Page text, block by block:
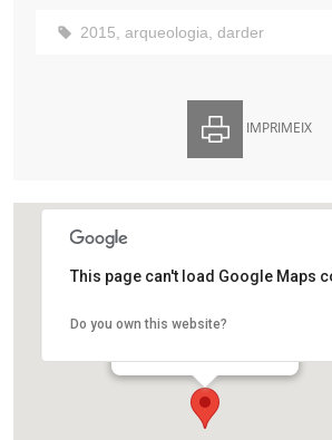
2015, arqueologia, darder
IMPRIMEIX
Museu Darder de Banyoles
Plaça dels Estudis, 2
This page can't load Google Maps
Do you own this website?